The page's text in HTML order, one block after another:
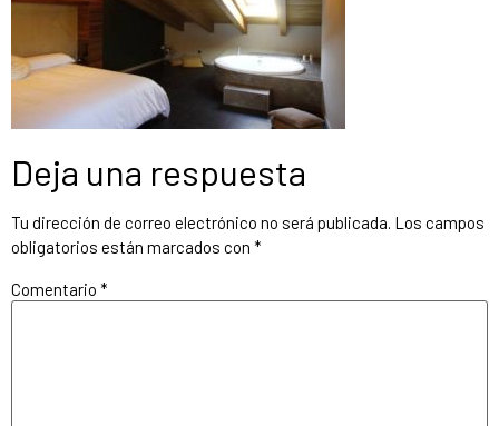
Deja una respuesta
Tu dirección de correo electrónico no será publicada. Los campos
obligatorios están marcados con *
Comentario *